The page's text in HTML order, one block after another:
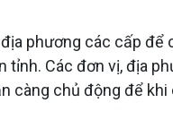
phương các cấp để
tỉnh. Các đơn vị, địa
càng chủ động để